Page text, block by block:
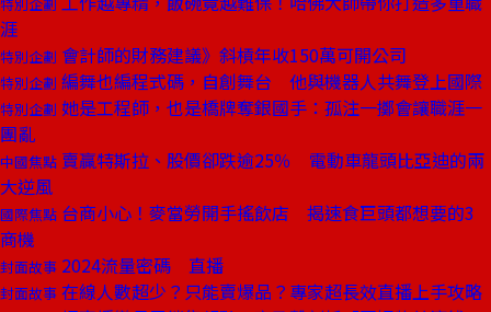
涯
特別企劃 會計師的財務建議》斜槓年收150萬可開公司
特別企劃 編舞也編程式碼，自創舞台 他與機器人共舞登上國際
特別企劃 她是工程師，也是橋牌奪銀國手：孤注一擲會讓職涯一
團亂
中國焦點 賣贏特斯拉、股價卻跌逾25％ 電動車龍頭比亞迪的兩
大逆風
國際焦點 台商小心！麥當勞開手搖飲店 揭速食巨頭都想要的3
商機
封面故事 2024流量密碼 直播
封面故事 在線人數超少？只能賣爆品？專家超長效直播上手攻略